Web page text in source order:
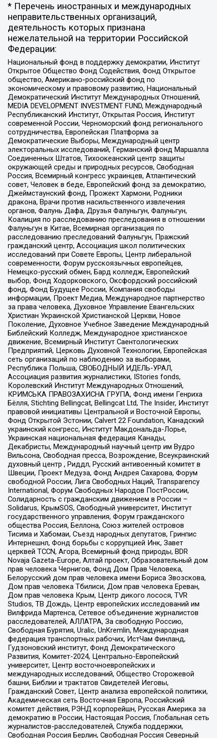
* Перечень иностранных и международных
неправительственных организаций,
деятельность которых признана
нежелательной на территории Российской
Федерации:
Национальный фонд в поддержку демократии, Институт
Открытое Общество Фонд Содействия, Фонд Открытое
общество, Американо-российский фонд по
экономическому и правовому развитию, Национальный
Демократический Институт Международных Отношений,
MEDIA DEVELOPMENT INVESTMENT FUND, Международный
Республиканский Институт, Открытая Россия, Институт
современной России, Черноморский фонд регионального
сотрудничества, Европейская Платформа за
Демократические Выборы, Международный центр
электоральных исследований, Германский фонд Маршалла
Соединенных Штатов, Тихоокеанский центр защиты
окружающей среды и природных ресурсов, Свободная
Россия, Всемирный конгресс украинцев, Атлантический
совет, Человек в беде, Европейский фонд за демократию,
Джеймстаунский фонд, Прожект Хармони, Родники
дракона, Врачи против насильственного извлечения
органов, Фалунь Дафа, Друзья Фалуньгун, Фалуньгун,
Коалиция по расследованию преследования в отношении
Фалуньгун в Китае, Всемирная организация по
расследованию преследований Фалуньгун, Пражский
гражданский центр, Ассоциация школ политических
исследований при Совете Европы, Центр либеральной
современности, Форум русскоязычных европейцев,
Немецко-русский обмен, Бард колледж, Европейский
выбор, Фонд Ходорковского, Оксфордский российский
фонд, Фонд Будущее России, Компания свободы
информации, Проект Медиа, Международное партнерство
за права человека, Духовное Управление Евангельских
Христиан Украинской Христианской Церкви, Новое
Поколение, Духовное Учебное Заведение Международный
Библейский Колледж, Международное христианское
движение, Всемирный Институт Саентологических
Предприятий, Церковь Духовной Технологии, Европейская
сеть организаций по наблюдению за выборами,
Республика Польша, СВОБОДНЫЙ ИДЕЛЬ-УРАЛ,
Ассоциация развития журналистики, IStories fonds,
Королевский Институт Международных Отношений,
КРИМСЬКА ПРАВОЗАХИСНА ГРУПА, Фонд имени Генриха
Бёлля, Stichting Bellingcat, Bellingcat Ltd, The Insider, Институт
правовой инициативы Центральной и Восточной Европы,
Фонд Открытой Эстонии, Calvert 22 Foundation, Канадский
украинский конгресс, Институт Макдональда-Лорье,
Украинская национальная федерация Канады,
Декабристы, Международный научный центр им Вудро
Вильсона, Свободная пресса, Возрождение, Всеукраинский
духовный центр , Риддл, Русский антивоенный комитет в
Швеции, Проект Медуза, Фонд Андрея Сахарова, Форум
свободной России, Лига Свободных Наций, Transparеncy
International, Форум Свободных Народов ПостРоссии,
Солидарность с гражданским движением в России –
Solidarus, КрымSOS, Свободный университет, Институт
государственного управления, Форум гражданского
общества Россия, Беллона, Союз жителей островов
Тисима и Хабомаи, Съезд народных депутатов, Гринпис
Интернешнл, Фонд борьбы с коррупцией Инк, Завет
церквей TCCN, Агора, Всемирный фонд природы, BDR
Novaja Gazeta-Europe, Алтай проект, Образовательный дом
прав человека Чернигов, Фонд Дом Прав Человека,
Белорусский дом прав человека имени Бориса Звозскова,
Дом прав человека Тбилиси, Дом прав человека Ереван,
Дом прав человека Крым, Центр дикого лосося, TVR
Studios, ТВ Дождь, Центр европейских исследований им
Вилфрида Мартенса, Сетевое объединение журналистов
расследователей, АЛЛАТРА, За свободную Россию,
Свободная Бурятия, Uralic, UnKremlin, Международная
федерация транспортных рабочих, ИстЧам Финланд,
Гудзоновский институт, Фонд Демократического
Развития, Комитет-2024, Центрально-Европейский
университет, Центр восточноевропейских и
международных исследований, Общество Сторожевой
башни, Библии и трактатов Свидетелей Иеговы,
Гражданский Совет, Центр анализа европейской политики,
Академическая сеть Восточная Европа, Российский
комитет действия, РЭНД корпорейшн, Русская Америка за
демократию в России, Настоящая Россия, Глобальная сеть
журналистов-расследователей, Служба поддержки,
Свободная Россия Берлин, Свободная Россия Северный